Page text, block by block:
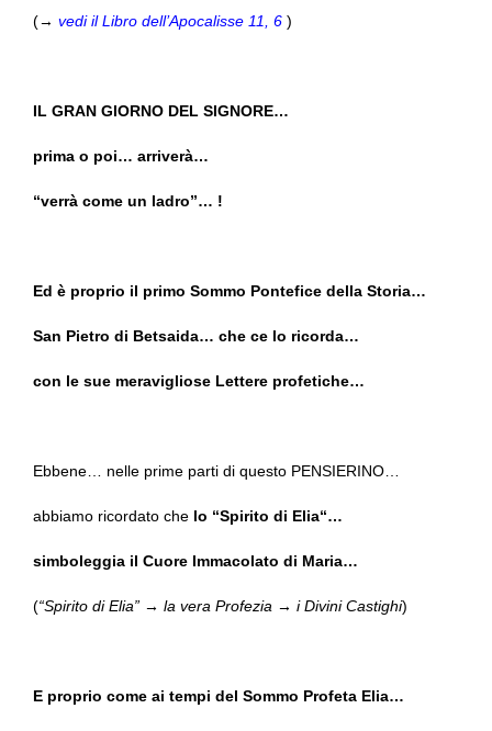
(→ vedi il Libro dell’Apocalisse 11, 6 )
IL GRAN GIORNO DEL SIGNORE…
prima o poi… arriverà…
“verrà come un ladro”… !
Ed è proprio il primo Sommo Pontefice della Storia…
San Pietro di Betsaida… che ce lo ricorda…
con le sue meravigliose Lettere profetiche…
Ebbene… nelle prime parti di questo PENSIERINO…
abbiamo ricordato che lo “Spirito di Elia“…
simboleggia il Cuore Immacolato di Maria…
(“Spirito di Elia” → la vera Profezia → i Divini Castighi)
E proprio come ai tempi del Sommo Profeta Elia…